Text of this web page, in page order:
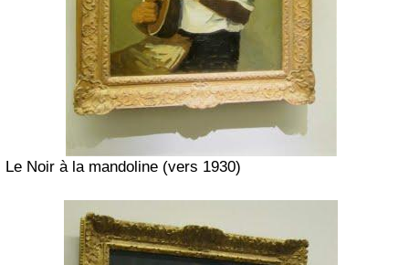
Le Noir à la mandoline (vers 1930)